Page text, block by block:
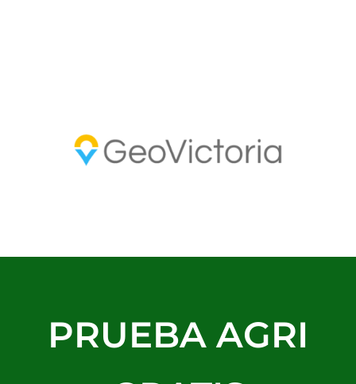
PRUEBA AGRI